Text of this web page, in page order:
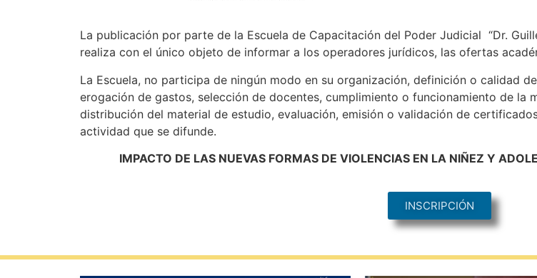
La publicación por parte de la Escuela de Capacitación del Poder Judicial “Dr.
realiza con el único objeto de informar a los operadores jurídicos, las ofertas
La Escuela, no participa de ningún modo en su organización, definición o calidad
erogación de gastos, selección de docentes, cumplimiento o funcionamiento de la
distribución del material de estudio, evaluación, emisión o validación de
actividad que se difunde.
IMPACTO DE LAS NUEVAS FORMAS DE VIOLENCIAS EN LA NIÑEZ Y
INSCRIPCIÓN